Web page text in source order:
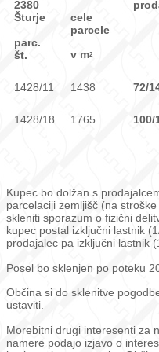
2380
Šturje
parc.
št.
cele
parcele
v m2
1428/11 1438 72/
1428/18 1765 100/
Kupec bo dolžan s
parcelaciji zemljišč (na
skleniti sporazum o fizični
kupec postal izključni lastnik
prodajalec pa izključni lastnik
Posel bo sklenjen po poteku
Občina si do sklenitve
ustaviti.
Morebitni drugi interesenti za
namere podajo izjavo o